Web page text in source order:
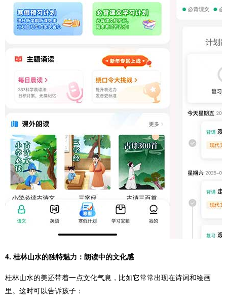
4. 桂林山水的独特魅力：朗读中的文化感
桂林山水的美还带着一点文化气息，比如它常常出现在诗词和绘画
里。这时可以告诉孩子：